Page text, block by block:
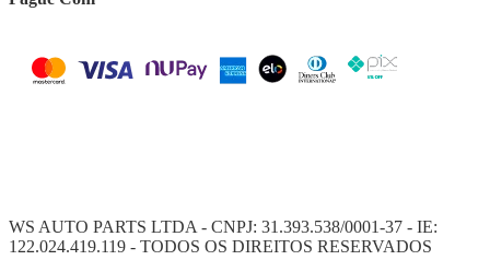
WS AUTO PARTS LTDA - CNPJ: 31.393.538/0001-37 - IE:
122.024.419.119 - TODOS OS DIREITOS RESERVADOS